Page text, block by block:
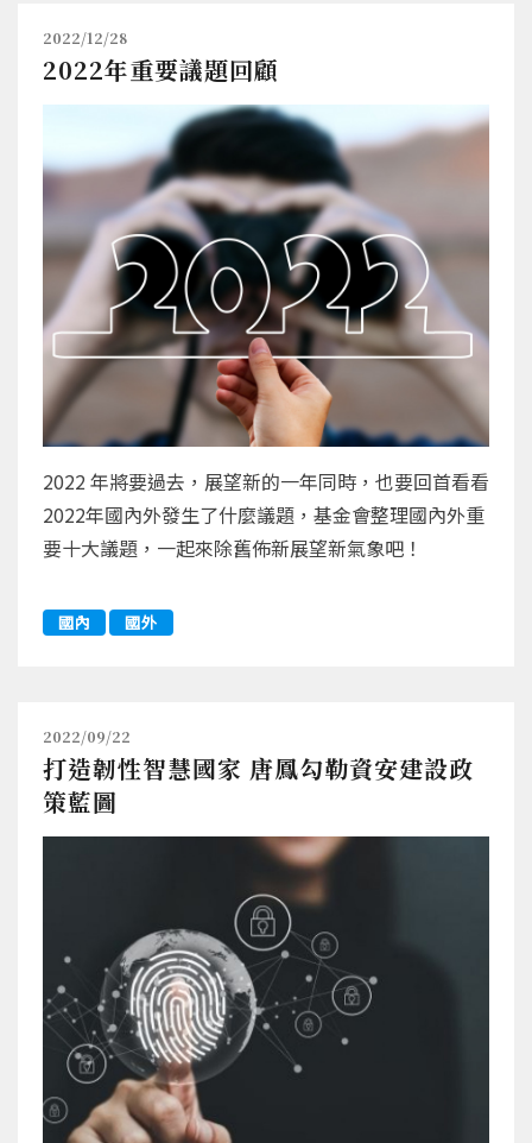
2022/12/28
2022年重要議題回顧
2022 年將要過去，展望新的一年同時，也要回首看看
2022年國內外發生了什麼議題，基金會整理國內外重
要十大議題，一起來除舊佈新展望新氣象吧！
國內 國外
2022/09/22
打造韌性智慧國家 唐鳳勾勒資安建設政
策藍圖